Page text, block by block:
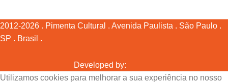
2012-2026 . Pimenta Cultural . Avenida Paulista . São Paulo .
SP . Brasil .
Developed by:
Utilizamos cookies para melhorar a sua experiência no nosso